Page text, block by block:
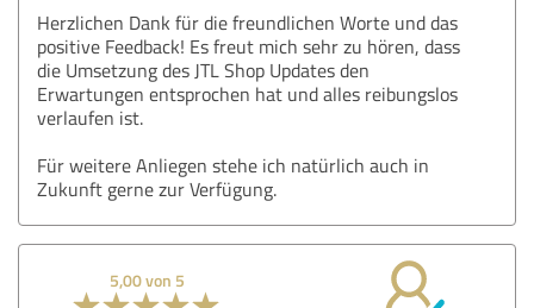
Herzlichen Dank für die freundlichen Worte und das
positive Feedback! Es freut mich sehr zu hören, dass
die Umsetzung des JTL Shop Updates den
Erwartungen entsprochen hat und alles reibungslos
verlaufen ist.
Für weitere Anliegen stehe ich natürlich auch in
Zukunft gerne zur Verfügung.
5,00 von 5